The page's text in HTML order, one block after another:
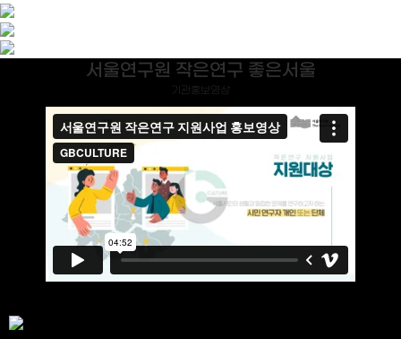
서울연구원 작은연구 좋은서울
기관홍보영상